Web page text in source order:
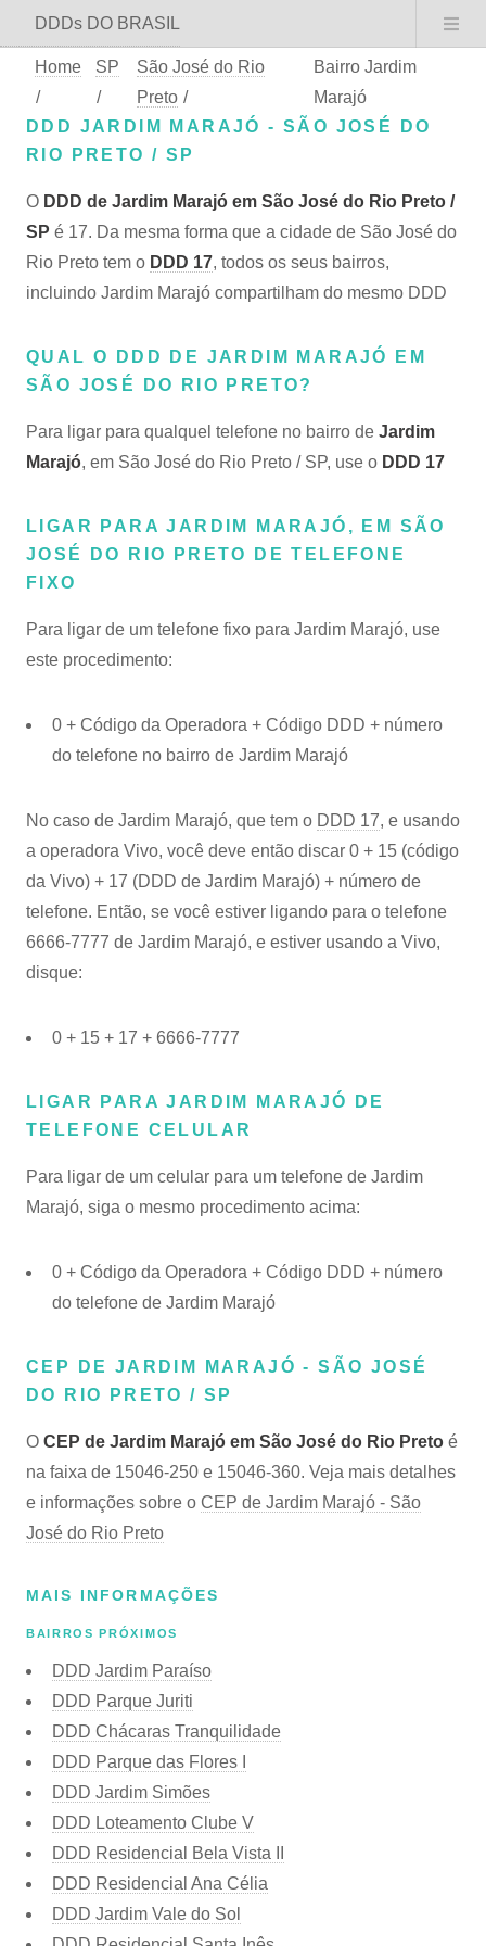
DDDs DO BRASIL
Home
/
SP
/
São José do Rio
Preto /
Bairro Jardim
Marajó
DDD JARDIM MARAJÓ - SÃO JOSÉ DO
RIO PRETO / SP
O DDD de Jardim Marajó em São José do Rio Preto /
SP é 17. Da mesma forma que a cidade de São José do
Rio Preto tem o DDD 17, todos os seus bairros,
incluindo Jardim Marajó compartilham do mesmo DDD
QUAL O DDD DE JARDIM MARAJÓ EM
SÃO JOSÉ DO RIO PRETO?
Para ligar para qualquel telefone no bairro de Jardim
Marajó, em São José do Rio Preto / SP, use o DDD 17
LIGAR PARA JARDIM MARAJÓ, EM SÃO
JOSÉ DO RIO PRETO DE TELEFONE
FIXO
Para ligar de um telefone fixo para Jardim Marajó, use
este procedimento:
0 + Código da Operadora + Código DDD + número
do telefone no bairro de Jardim Marajó
No caso de Jardim Marajó, que tem o DDD 17, e usando
a operadora Vivo, você deve então discar 0 + 15 (código
da Vivo) + 17 (DDD de Jardim Marajó) + número de
telefone. Então, se você estiver ligando para o telefone
6666-7777 de Jardim Marajó, e estiver usando a Vivo,
disque:
0 + 15 + 17 + 6666-7777
LIGAR PARA JARDIM MARAJÓ DE
TELEFONE CELULAR
Para ligar de um celular para um telefone de Jardim
Marajó, siga o mesmo procedimento acima:
0 + Código da Operadora + Código DDD + número
do telefone de Jardim Marajó
CEP DE JARDIM MARAJÓ - SÃO JOSÉ
DO RIO PRETO / SP
O CEP de Jardim Marajó em São José do Rio Preto é
na faixa de 15046-250 e 15046-360. Veja mais detalhes
e informações sobre o CEP de Jardim Marajó - São
José do Rio Preto
MAIS INFORMAÇÕES
BAIRROS PRÓXIMOS
DDD Jardim Paraíso
DDD Parque Juriti
DDD Chácaras Tranquilidade
DDD Parque das Flores I
DDD Jardim Simões
DDD Loteamento Clube V
DDD Residencial Bela Vista II
DDD Residencial Ana Célia
DDD Jardim Vale do Sol